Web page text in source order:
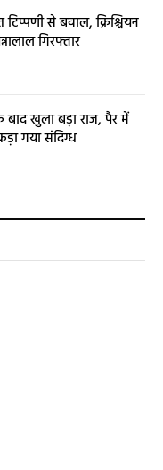
से बवाल, क्रिश्चियन
गिरफ्तार
खुला बड़ा राज, पैर में
गया संदिग्ध